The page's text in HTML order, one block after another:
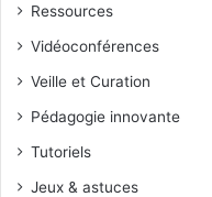
Ressources
Vidéoconférences
Veille et Curation
Pédagogie innovante
Tutoriels
Jeux & astuces